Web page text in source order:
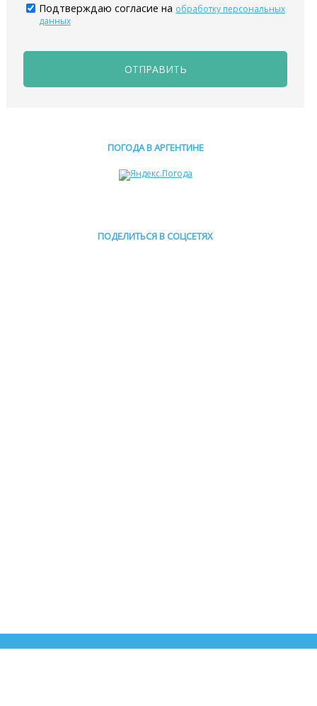
Подтверждаю согласие на обработку персональных
данных
ОТПРАВИТЬ
ПОГОДА В АРГЕНТИНЕ
ПОДЕЛИТЬСЯ В СОЦСЕТЯХ